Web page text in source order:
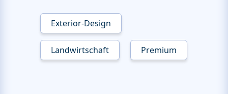
Exterior-Design
Landwirtschaft Premium